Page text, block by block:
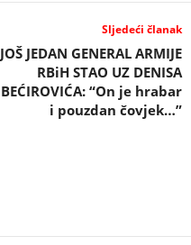
Sljedeći članak
JOŠ JEDAN GENERAL ARMIJE
RBiH STAO UZ DENISA
BEĆIROVIĆA: “On je hrabar
i pouzdan čovjek…”